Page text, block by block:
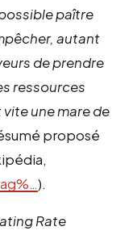
paître
autant
de prendre
ressources
une mare de
proposé
).
Rate